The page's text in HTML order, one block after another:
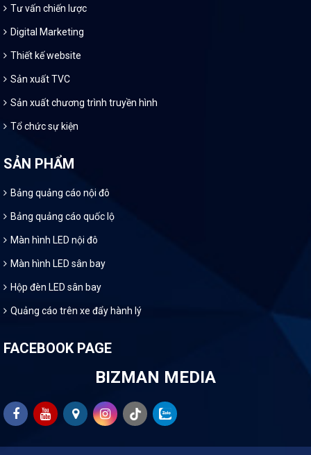
Tư vấn chiến lược
Digital Marketing
Thiết kế website
Sản xuất TVC
Sản xuất chương trình truyền hình
Tổ chức sự kiện
SẢN PHẨM
Bảng quảng cáo nội đô
Bảng quảng cáo quốc lộ
Màn hình LED nội đô
Màn hình LED sân bay
Hộp đèn LED sân bay
Quảng cáo trên xe đẩy hành lý
FACEBOOK PAGE
BIZMAN MEDIA